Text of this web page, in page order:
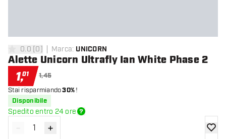
0 stelle di valutazione
0.0 [0] Marca: UNICORN
Alette Unicorn Ultrafly Ian White Phase 2
1,01 1,45
Stai risparmiando30%!
Disponibile
Spedito entro 24 ore
Diminuisci quantità
- Aumenta quantità
+